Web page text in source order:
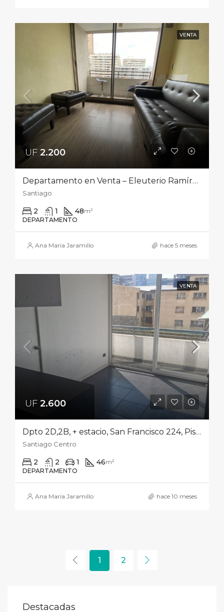
VENTA
UF 2.200‎
Departamento en Venta – Eleuterio Ramírez 1070, Santiago Centro
Santiago
2 1 48m²
DEPARTAMENTO
Ana María Jaramillo hace 5 meses
VENTA
UF 2.600‎
Dpto 2D,2B, + estacio, San Francisco 224, Piso 4, Santiago Centro
Santiago Centro
2 2 1 46m²
DEPARTAMENTO
Ana María Jaramillo hace 10 meses
1 2
Destacadas